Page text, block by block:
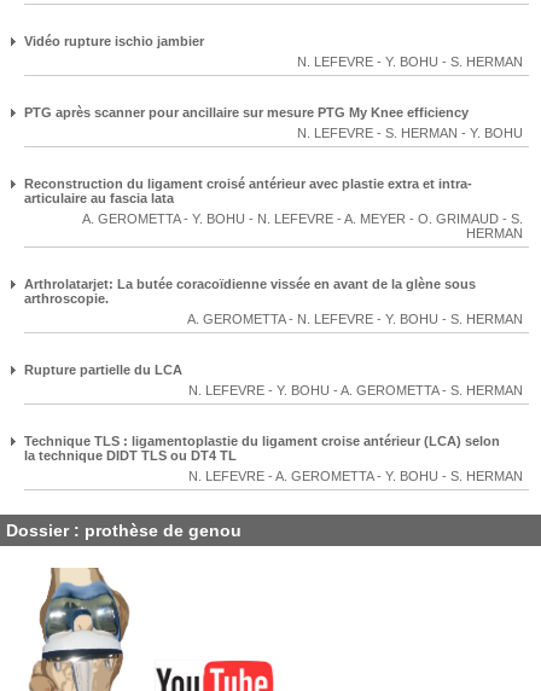
Vidéo rupture ischio jambier
N. LEFEVRE - Y. BOHU - S. HERMAN
PTG après scanner pour ancillaire sur mesure PTG My Knee efficiency
N. LEFEVRE - S. HERMAN - Y. BOHU
Reconstruction du ligament croisé antérieur avec plastie extra et intra-
articulaire au fascia lata
A. GEROMETTA- Y. BOHU - N. LEFEVRE - A. MEYER - O. GRIMAUD - S.
HERMAN
Arthrolatarjet: La butée coracoïdienne vissée en avant de la glène sous
arthroscopie.
A. GEROMETTA- N. LEFEVRE - Y. BOHU - S. HERMAN
Rupture partielle du LCA
N. LEFEVRE - Y. BOHU - A. GEROMETTA- S. HERMAN
Technique TLS : ligamentoplastie du ligament croise antérieur (LCA) selon
la technique DIDT TLS ou DT4 TL
N. LEFEVRE - A. GEROMETTA- Y. BOHU - S. HERMAN
Dossier : prothèse de genou